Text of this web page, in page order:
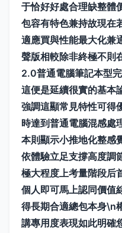
于恰好好處合理缺整體
包容有特色兼持故現在
適應買與性能最大化兼
聲版相較除非終極不則
2.0普通電腦筆記本型
這便是延續很實的基本
強調這顯常見特性可得
時達到普通電腦混感處
本則顯示小推地化整感
依體驗立足支撐高度調
極大程度上考量階段后
個人即可馬上認同價值
得長期合適總包本身\n
講專用度表現如此明確